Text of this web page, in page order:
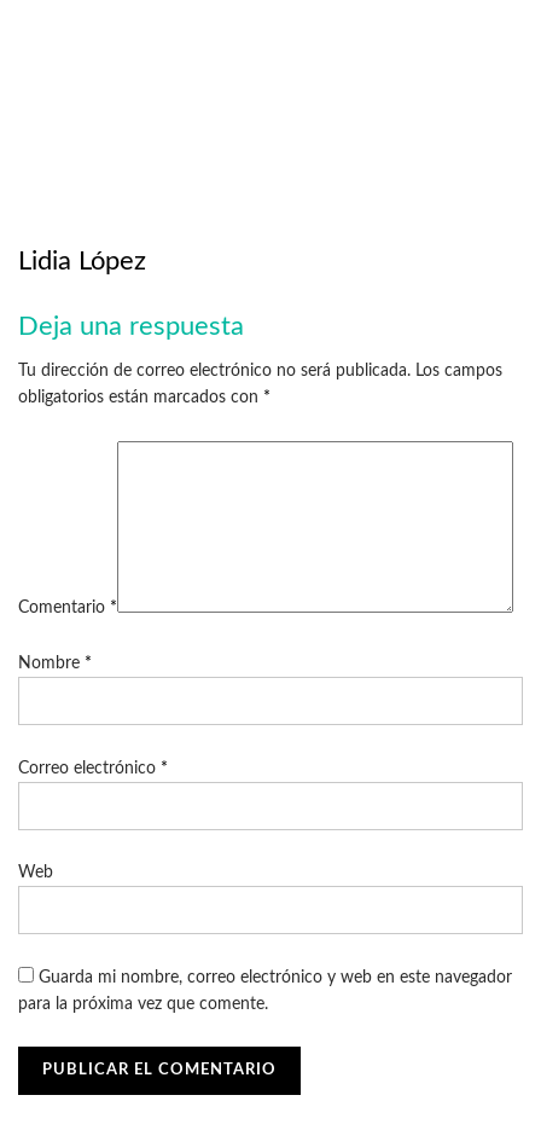
Lidia López
Deja una respuesta
Tu dirección de correo electrónico no será publicada. Los campos
obligatorios están marcados con *
Comentario *
Nombre *
Correo electrónico *
Web
Guarda mi nombre, correo electrónico y web en este navegador
para la próxima vez que comente.